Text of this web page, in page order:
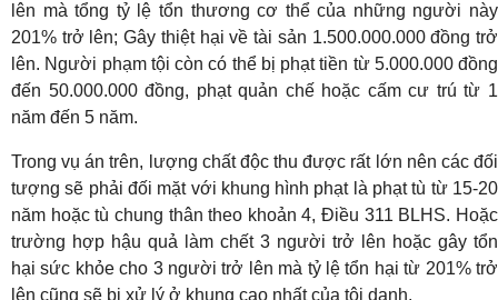
lên mà tổng tỷ lệ tổn thương cơ thể của những người này
201% trở lên; Gây thiệt hại về tài sản 1.500.000.000 đồng trở
lên. Người phạm tội còn có thể bị phạt tiền từ 5.000.000 đồng
đến 50.000.000 đồng, phạt quản chế hoặc cấm cư trú từ 1
năm đến 5 năm.
Trong vụ án trên, lượng chất độc thu được rất lớn nên các đối
tượng sẽ phải đối mặt với khung hình phạt là phạt tù từ 15-20
năm hoặc tù chung thân theo khoản 4, Điều 311 BLHS. Hoặc
trường hợp hậu quả làm chết 3 người trở lên hoặc gây tổn
hại sức khỏe cho 3 người trở lên mà tỷ lệ tổn hại từ 201% trở
lên cũng sẽ bị xử lý ở khung cao nhất của tội danh.